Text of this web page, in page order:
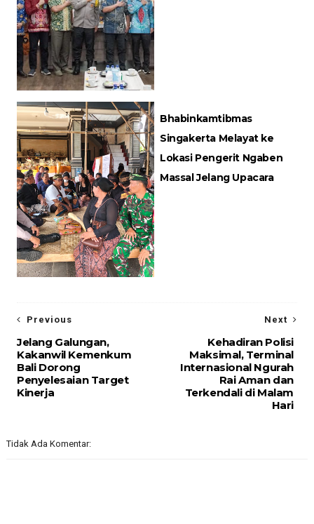
Bhabinkamtibmas
Singakerta Melayat ke
Lokasi Pengerit Ngaben
Massal Jelang Upacara
Next
Kehadiran Polisi
Maksimal, Terminal
Internasional Ngurah
Rai Aman dan
Terkendali di Malam
Hari
Previous
Jelang Galungan,
Kakanwil Kemenkum
Bali Dorong
Penyelesaian Target
Kinerja
Tidak Ada Komentar: